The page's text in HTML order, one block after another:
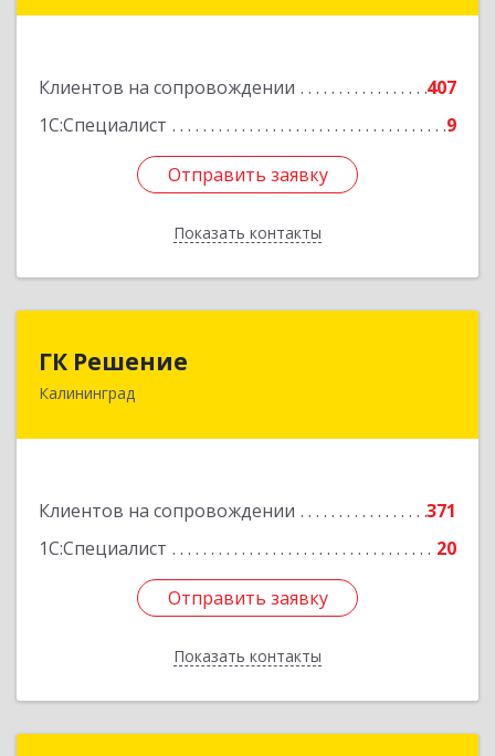
Клиентов на сопровождении
407
1С:Специалист
9
Отправить заявку
Показать контакты
Отправить заявку
Назад
ГК Решение
Калининград
Клиентов на сопровождении
371
1С:Специалист
20
Отправить заявку
Показать контакты
236038, Калининградская обл, Калининград г,
Отправить заявку
Назад